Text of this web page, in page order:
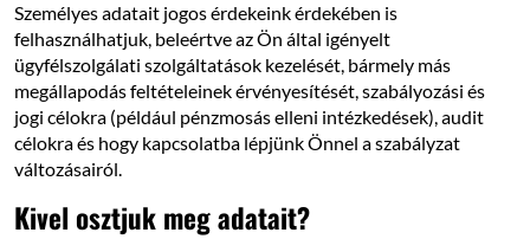
Személyes adatait jogos érdekeink érdekében is
felhasználhatjuk, beleértve az Ön által igényelt
ügyfélszolgálati szolgáltatások kezelését, bármely más
megállapodás feltételeinek érvényesítését, szabályozási és
jogi célokra (például pénzmosás elleni intézkedések), audit
célokra és hogy kapcsolatba lépjünk Önnel a szabályzat
változásairól.
Kivel osztjuk meg adatait?